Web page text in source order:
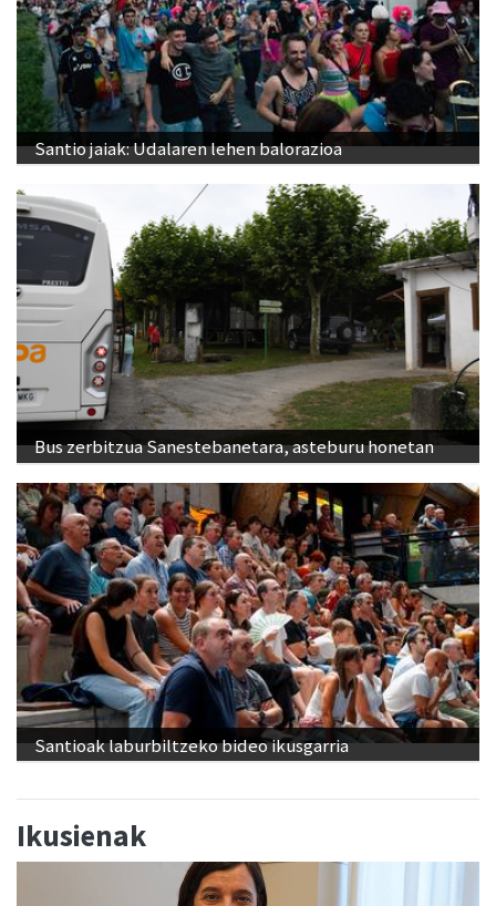
Santio jaiak: Udalaren lehen balorazioa
Bus zerbitzua Sanestebanetara, asteburu honetan
Santioak laburbiltzeko bideo ikusgarria
Ikusienak